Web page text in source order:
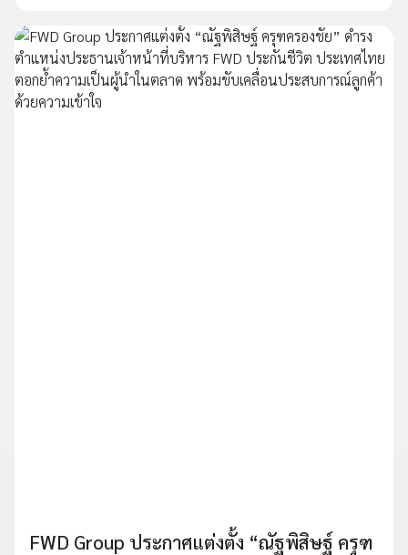
FWD Group ประกาศแต่งตั้ง “ณัฐพิสิษฐ์ ครุฑ